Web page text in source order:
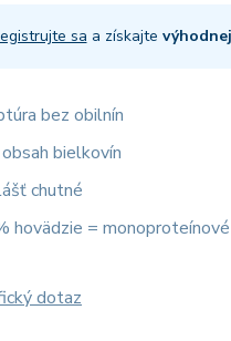
sa a získajte
bez obilnín
bielkovín
chutné
hovädzie = monoproteínové
dotaz